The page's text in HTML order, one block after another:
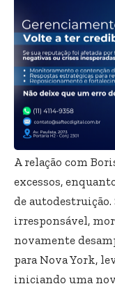
A relação com
excessos,
de autodestruição.
irresponsável,
novamente
para Nova York,
iniciando uma